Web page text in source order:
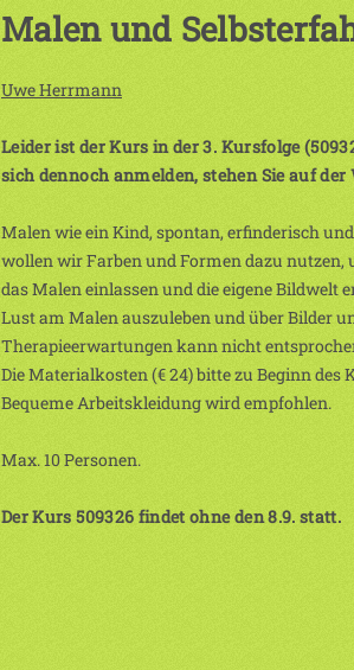
Malen und
Uwe Herrmann
Leider ist der Kurs in der 3. Kursfolge
sich dennoch anmelden, stehen Sie auf
Malen wie ein Kind, spontan, erfinderisch
wollen wir Farben und Formen dazu nutzen,
das Malen einlassen und die eigene Bildwelt
Lust am Malen auszuleben und über Bilder
Therapieerwartungen kann nicht
Die Materialkosten (€ 24) bitte zu Beginn des
Bequeme Arbeitskleidung wird empfohlen.
Max. 10 Personen.
Der Kurs 509326 findet ohne den 8.9. statt.